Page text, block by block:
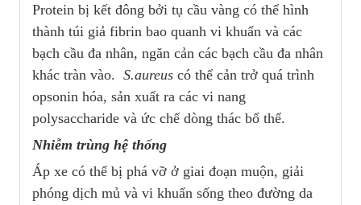
Protein bị kết đông bởi tụ cầu vàng có thể hình
thành túi giả fibrin bao quanh vi khuẩn và các
bạch cầu đa nhân, ngăn cản các bạch cầu đa nhân
khác tràn vào. S.aureus có thể cản trở quá trình
opsonin hóa, sản xuất ra các vi nang
polysaccharide và ức chế dòng thác bổ thể.
Nhiễm trùng hệ thống
Áp xe có thể bị phá vỡ ở giai đoạn muộn, giải
phóng dịch mủ và vi khuẩn sống theo đường da